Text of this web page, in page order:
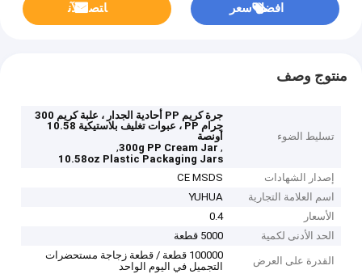
افضل سعر ﺎﺘﺼﻟ ﺍﻶﻧ
منتوج وصف
تسليط الضوء
جرة كريم PP أحادية الجدار ، علبة كريم 300
جرام PP ، عبوات تغليف بلاستيكية 10.58
أونصة
,
300g PP Cream Jar
,
10.58oz Plastic Packaging Jars
إصدار الشهادات
CE MSDS
اسم العلامة التجارية
YUHUA
الأسعار
0.4
الحد الأدنى لكمية
5000 قطعة
القدرة على العرض
100000 قطعة / قطعة زجاجة مستحضرات
التجميل في اليوم الواحد